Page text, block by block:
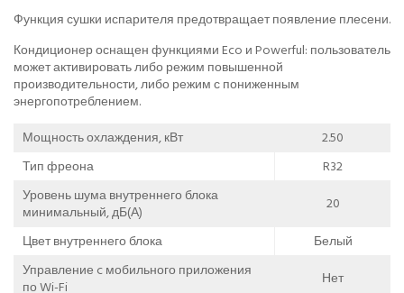
Функция сушки испарителя предотвращает появление плесени.
Кондиционер оснащен функциями Eco и Powerful: пользователь
может активировать либо режим повышенной
производительности, либо режим с пониженным
энергопотреблением.
Мощность охлаждения, кВт
2.50
Тип фреона
R32
Уровень шума внутреннего блока
минимальный, дБ(А)
20
Цвет внутреннего блока
Белый
Управление c мобильного приложения
по Wi-Fi
Нет